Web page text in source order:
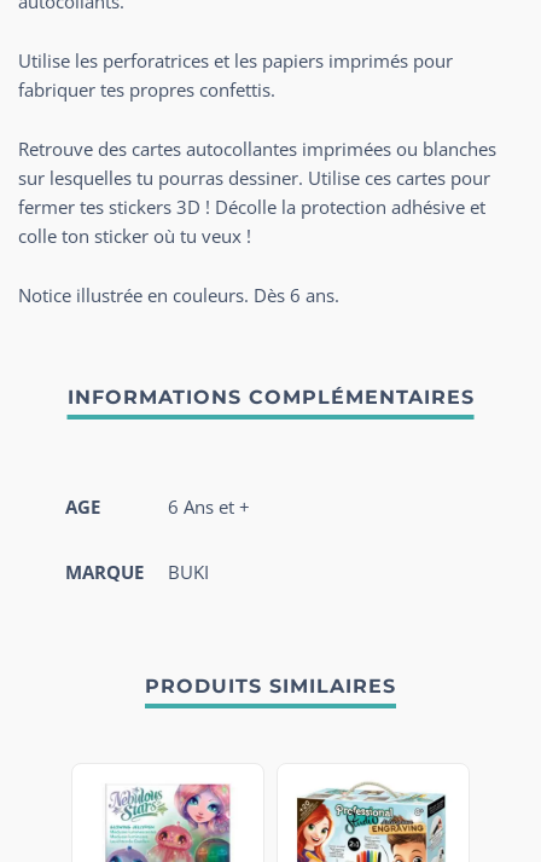
Utilise les perforatrices et les papiers imprimés pour
fabriquer tes propres confettis.
Retrouve des cartes autocollantes imprimées ou blanches
sur lesquelles tu pourras dessiner. Utilise ces cartes pour
fermer tes stickers 3D ! Décolle la protection adhésive et
colle ton sticker où tu veux !
Notice illustrée en couleurs. Dès 6 ans.
AGE 6 Ans et +
MARQUE BUKI
PRODUITS SIMILAIRES